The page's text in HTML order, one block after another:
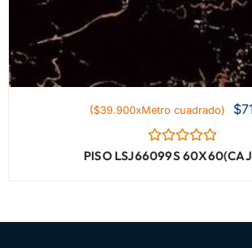
($39.900xMetro cuadrado) $
Valorado
PISO LSJ66099S